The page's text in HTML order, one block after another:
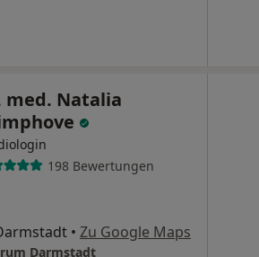
med. Natalia
198 Bewertungen
• Zu Google Maps
Darmstadt